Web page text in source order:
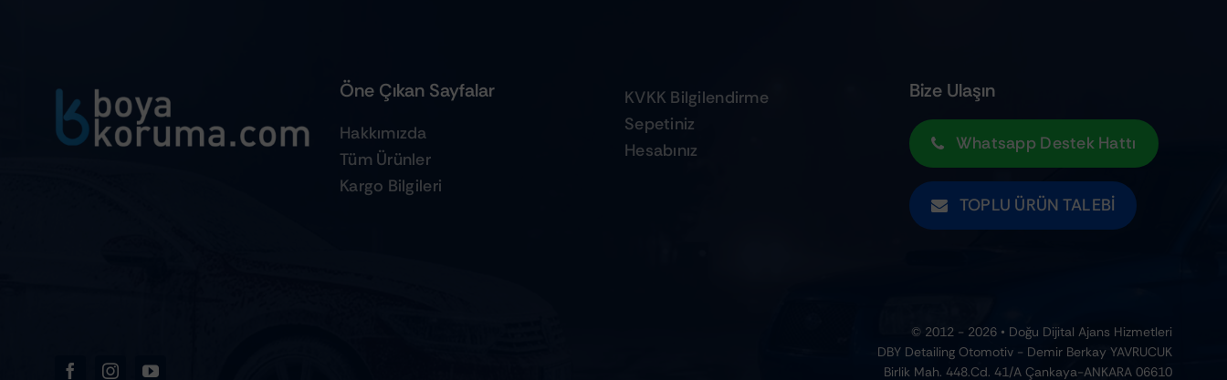
Öne Çıkan Sayfalar
Hakkımızda
Tüm Ürünler
Kargo Bilgileri
KVKK Bilgilendirme
Sepetiniz
Hesabınız
Bize Ulaşın
Whatsapp Destek Hattı
TOPLU ÜRÜN TALEBI
© 2012 - 2026 • Doğu Dijital Ajans Hizmetleri
DBY Detailing Otomotiv - Demir Berkay YAVRUCUK
Birlik Mah. 448.Cd. 41/A Çankaya-ANKARA 06610